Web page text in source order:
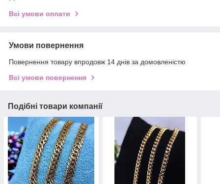
Всі умови оплати
Умови повернення
Повернення товару впродовж 14 днів за домовленістю
Всі умови повернення
Подібні товари компанії